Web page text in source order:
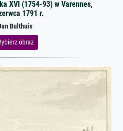
XVI (1754-93) w Varennes,
1791 r.
Bulthuis
obraz